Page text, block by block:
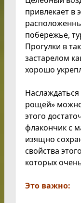
привлекает в
побережье,
Прогулки в
застарелом
хорошо
Наслаждаться
рощей» можно
этого
флакончик с
изящно
свойства
которых
Это важно: